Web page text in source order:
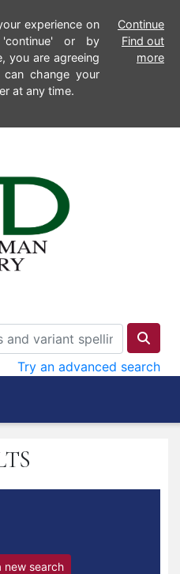
experience on
or by
you are agreeing
change your
at any time.
Continue
Find out
more
Try an advanced search
new search